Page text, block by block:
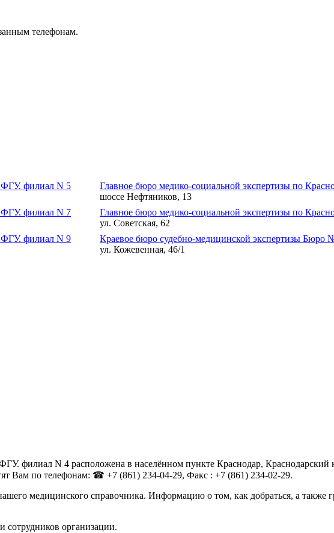
телефонам.
ФГУ. филиал N 5
Главное бюро медико-социальной экспертизы по
шоссе Нефтяников, 13
ФГУ. филиал N 7
Главное бюро медико-социальной экспертизы по
ул. Советская, 62
ФГУ. филиал N 9
Краевое бюро судебно-медицинской экспертизы Бюро
ул. Кожевенная, 46/1
филиал N 4 расположена в населённом пункте Краснодар, Краснодарский
Вам по телефонам: ☎ +7 (861) 234-04-29, Факс : +7 (861) 234-02-29.
медицинского справочника. Информацию о том, как добраться, а также
организации.